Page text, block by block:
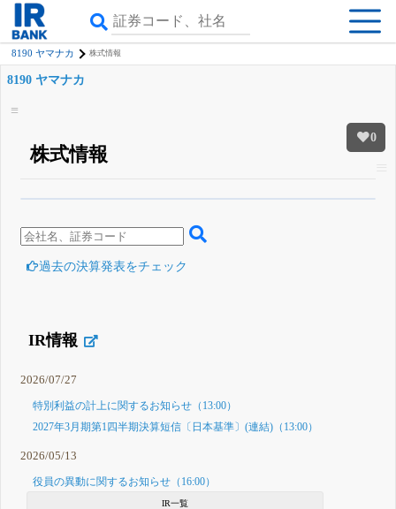
8190 ヤマナカ 株式情報
0
8190 ヤマナカ
株式情報
詳しく見られる無料でβ版をはじめる
登録すると永久30%OFFと米株版の先行利用も付きます
過去の決算発表をチェック
IR情報
2026/07/27
特別利益の計上に関するお知らせ（13:00）
2027年3月期第1四半期決算短信〔日本基準〕(連結)（13:00）
2026/05/13
役員の異動に関するお知らせ（16:00）
IR一覧